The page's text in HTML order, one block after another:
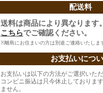
配送料
送料は商品により異なります
こちらでご確認ください。
※離島にお住まいの方は別途ご連絡いたしま
お支払いにつ
お支払いは以下の方法がご選択いた
コンビニ振込は只今休止しておりま
ません。